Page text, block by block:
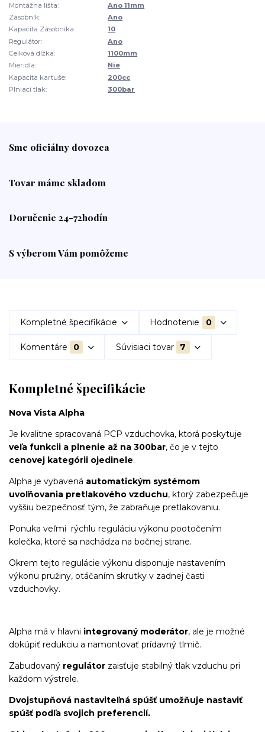
Montážna lišta:
Ano 11mm
Zásobník:
Ano
Kapacita Zásobníka:
10
Regulátor:
Ano
Celková dlžka:
1100mm
Mieridla:
Nie
Kapacita kartuše:
200cc
Plniaci tlak:
300bar
Sme oficiálny dovozca
Tovar máme skladom
Doručenie 24-72hodín
S výberom Vám pomôžeme
Kompletné špecifikácie Hodnotenie 0
Komentáre 0 Súvisiaci tovar 7
Kompletné špecifikácie
Nova Vista Alpha
Je kvalitne spracovaná PCP vzduchovka, ktorá poskytuje
veľa funkcii a plnenie až na 300bar, čo je v tejto
cenovej kategórii ojedinele.
Alpha je vybavená automatickým systémom
uvoľňovania pretlakového vzduchu, ktorý zabezpečuje
vyššiu bezpečnosť tým, že zabraňuje pretlakovaniu.
Ponuka veľmi rýchlu reguláciu výkonu pootočením
kolečka, ktoré sa nachádza na bočnej strane.
Okrem tejto regulácie výkonu disponuje nastavením
výkonu pružiny, otáčaním skrutky v zadnej časti
vzduchovky.
Alpha má v hlavni integrovaný moderátor, ale je možné
dokúpiť redukciu a namontovať prídavný tlmič.
Zabudovaný regulátor zaisťuje stabilný tlak vzduchu pri
každom výstrele.
Dvojstupňová nastaviteľná spúšť umožňuje nastaviť
spúšť podľa svojich preferencií.